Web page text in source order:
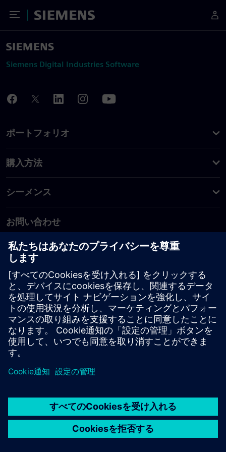
Toggle Menu
Siemens
Siemens Digital Industries Software
ポートフォリオ
購入方法
シーメンス
お問い合わせ
PLM製品のお問い合わせ
EDA製品のお問い合わせ
世界各地の事業拠点
サポート・センター
ご意見・ご要望
違法コピーの連絡先
© Siemens2026
タル・ミレニアム著作権法 (DMCA)
内部通報